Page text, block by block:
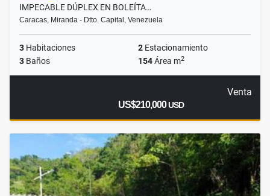
IMPECABLE DÚPLEX EN BOLEÍTA…
Caracas, Miranda - Dtto. Capital, Venezuela
3 Habitaciones 2 Estacionamiento
3 Baños 154Área m2
Venta
US$210,000USD